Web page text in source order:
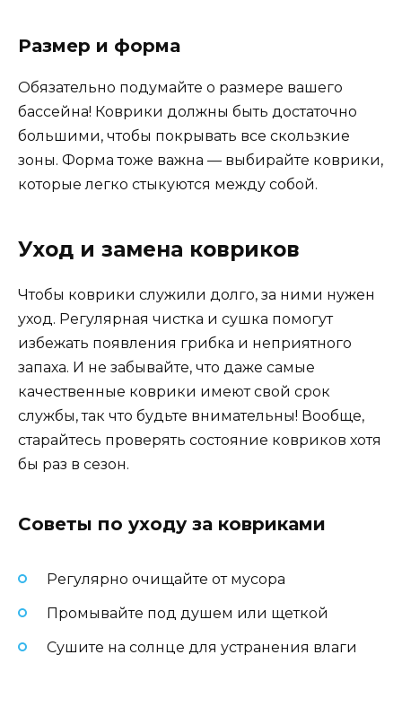
Размер и форма
Обязательно подумайте о размере вашего
бассейна! Коврики должны быть достаточно
большими, чтобы покрывать все скользкие
зоны. Форма тоже важна — выбирайте коврики,
которые легко стыкуются между собой.
Уход и замена ковриков
Чтобы коврики служили долго, за ними нужен
уход. Регулярная чистка и сушка помогут
избежать появления грибка и неприятного
запаха. И не забывайте, что даже самые
качественные коврики имеют свой срок
службы, так что будьте внимательны! Вообще,
старайтесь проверять состояние ковриков хотя
бы раз в сезон.
Советы по уходу за ковриками
Регулярно очищайте от мусора
Промывайте под душем или щеткой
Сушите на солнце для устранения влаги